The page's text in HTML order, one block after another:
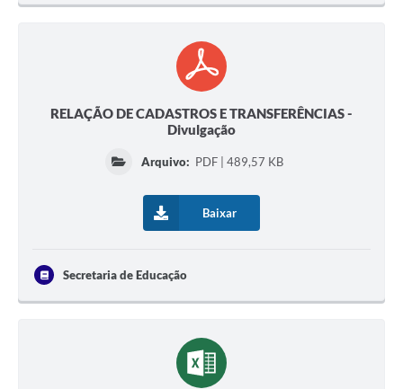
RELAÇÃO DE CADASTROS E TRANSFERÊNCIAS -
Divulgação
Arquivo: PDF | 489,57 KB
Baixar
Secretaria de Educação